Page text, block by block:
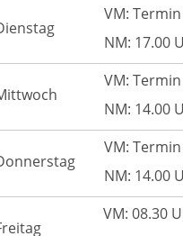
VM:
NM: 17.00
VM:
NM: 14.00
VM:
NM: 14.00
VM: 08.30